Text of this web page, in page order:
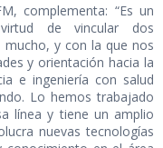
complementa: “Es un
de vincular dos
mucho, y con la que nos
y orientación hacia la
e ingeniería con salud
Lo hemos trabajado
línea y tiene un amplio
nuevas tecnologías